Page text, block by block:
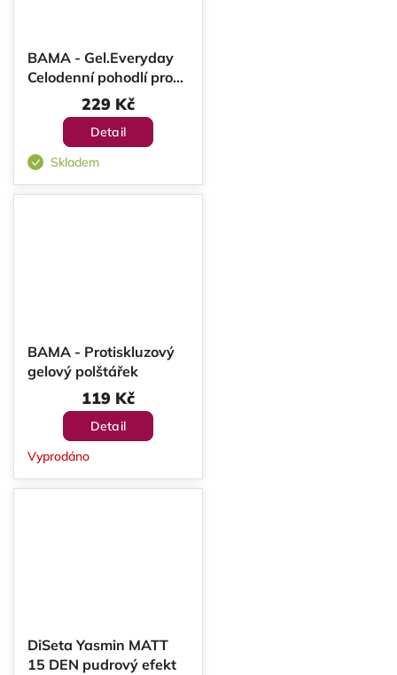
BAMA - Gel.Everyday
Celodenní pohodlí pro
vaše nohy229 Kč
Detail
Skladem
BAMA - Protiskluzový
gelový polštářek
119 Kč
Detail
Vyprodáno
DiSeta Yasmin MATT
15 DEN pudrový efekt